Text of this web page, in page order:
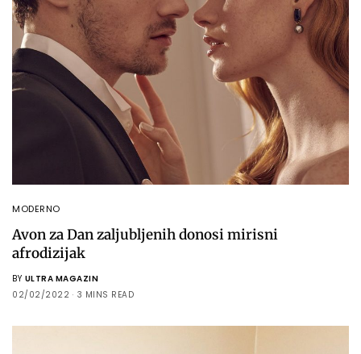
MODERNO
Avon za Dan zaljubljenih donosi mirisni
afrodizijak
BY ULTRA MAGAZIN
02/02/2022
3 MINS READ